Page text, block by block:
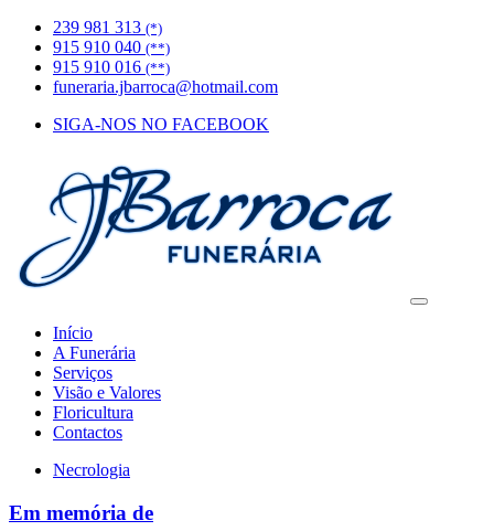
239 981 313 (*)
915 910 040 (**)
915 910 016 (**)
funeraria.jbarroca@hotmail.com
SIGA-NOS NO FACEBOOK
Início
A Funerária
Serviços
Visão e Valores
Floricultura
Contactos
Necrologia
Em memória de